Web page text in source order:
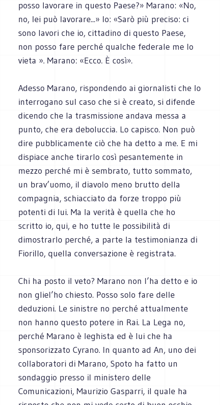
posso lavorare in questo Paese?» Marano: «No,
no, lei può lavorare...» Io: «Sarò più preciso: ci
sono lavori che io, cittadino di questo Paese,
non posso fare perché qualche federale me lo
vieta ». Marano: «Ecco. È così».
Adesso Marano, rispondendo ai giornalisti che lo
interrogano sul caso che si è creato, si difende
dicendo che la trasmissione andava messa a
punto, che era deboluccia. Lo capisco. Non può
dire pubblicamente ciò che ha detto a me. E mi
dispiace anche tirarlo così pesantemente in
mezzo perché mi è sembrato, tutto sommato,
un brav’uomo, il diavolo meno brutto della
compagnia, schiacciato da forze troppo più
potenti di lui. Ma la verità è quella che ho
scritto io, qui, e ho tutte le possibilità di
dimostrarlo perché, a parte la testimonianza di
Fiorillo, quella conversazione è registrata.
Chi ha posto il veto? Marano non l’ha detto e io
non gliel’ho chiesto. Posso solo fare delle
deduzioni. Le sinistre no perché attualmente
non hanno questo potere in Rai. La Lega no,
perché Marano è leghista ed è lui che ha
sponsorizzato Cyrano. In quanto ad An, uno dei
collaboratori di Marano, Spoto ha fatto un
sondaggio presso il ministero delle
Comunicazioni, Maurizio Gasparri, il quale ha